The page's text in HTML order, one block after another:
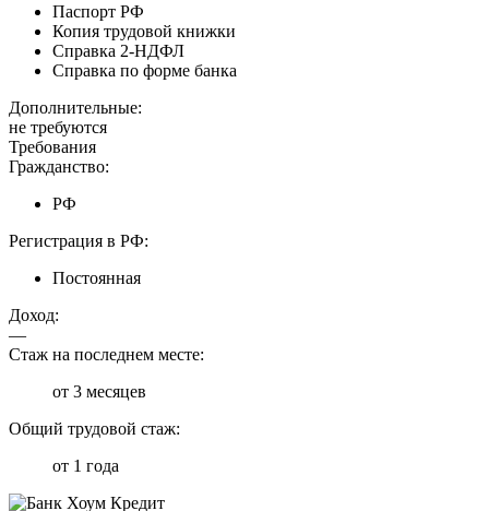
Паспорт РФ
Копия трудовой книжки
Справка 2-НДФЛ
Справка по форме банка
Дополнительные:
не требуются
Требования
Гражданство:
РФ
Регистрация в РФ:
Постоянная
Доход:
—
Стаж на последнем месте:
от 3 месяцев
Общий трудовой стаж:
от 1 года